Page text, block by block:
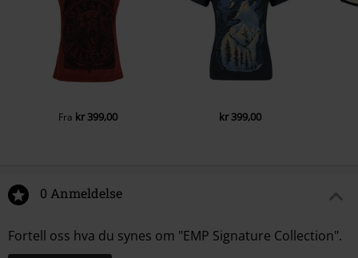
Fra kr 399,00 kr 399,00
0 Anmeldelse
Fortell oss hva du synes om "EMP Signature Collection".